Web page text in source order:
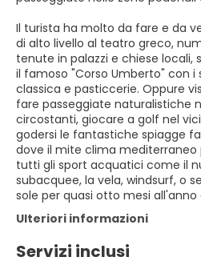
Il turista ha molto da fare e da
di alto livello al teatro greco,
tenute in palazzi e chiese locali,
il famoso "Corso Umberto" con
classica e pasticcerie. Oppure
fare passeggiate naturalistiche
circostanti, giocare a golf nel
godersi le fantastiche spiagge
dove il mite clima
tutti gli sport acquatici come il
subacquee, la vela, windsurf, o
Ulteriori informazioni
Servizi inclusi